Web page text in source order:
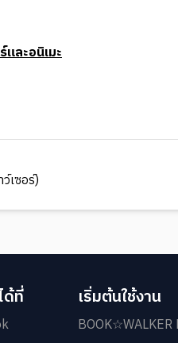
ละอนิเมะ
เซอร์)
ด้ที่ เริ่มต้นใช้งาน
BOOK☆WALKER